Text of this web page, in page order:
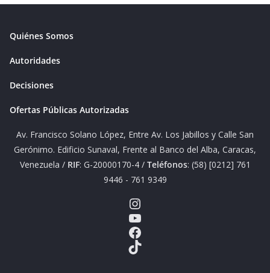
Quiénes Somos
Autoridades
Decisiones
Ofertas Públicas Autorizadas
Av. Francisco Solano López, Entre Av. Los Jabillos y Calle San
Gerónimo. Edificio Sunaval, Frente al Banco del Alba, Caracas,
Venezuela / RIF: G-20000170-4 / Teléfonos: (58) [0212] 761
9446 - 761 9349